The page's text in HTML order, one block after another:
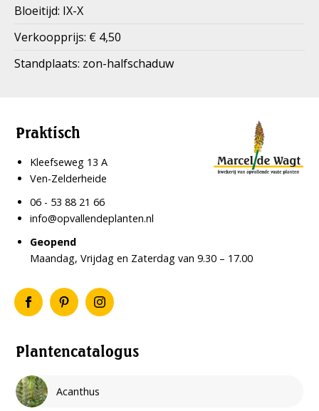
Bloeitijd: IX-X
Verkoopprijs: € 4,50
Standplaats: zon-halfschaduw
Plantencatalogus
Acanthus
Praktisch
Kleefseweg 13 A
Ven-Zelderheide
06 - 53 88 21 66
info@opvallendeplanten.nl
Geopend
Maandag, Vrijdag en Zaterdag van 9.30 – 17.00